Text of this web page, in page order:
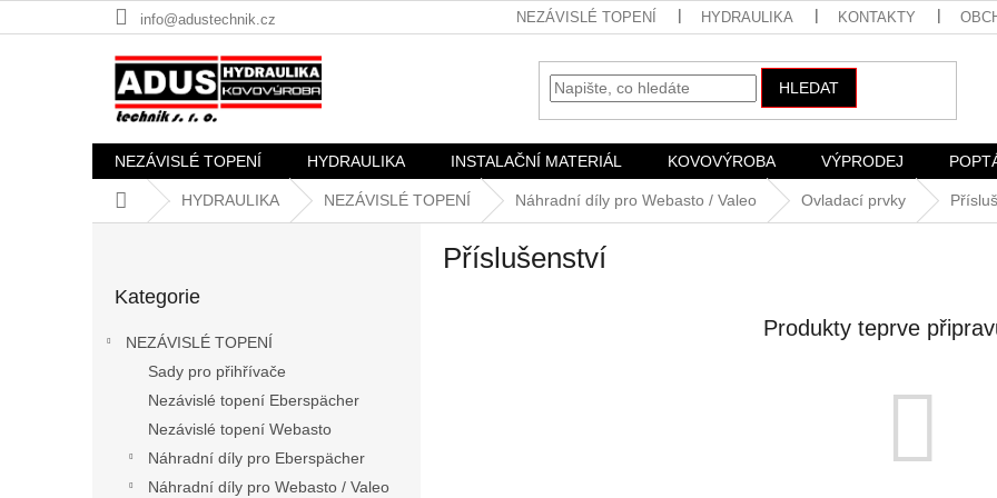
na
info@adustechnik.cz NEZÁVISLÉ TOPENÍ HYDRAULIKA KONTAKTY
HLEDAT
NEZÁVISLÉ TOPENÍ HYDRAULIKA INSTALAČNÍ MATERIÁL KOVOVÝROBA VÝPRODEJ
Domů HYDRAULIKA NEZÁVISLÉ TOPENÍ Náhradní díly pro Webasto / Valeo Ovladací prvky
kategorie
Kategorie
NEZÁVISLÉ TOPENÍ
Sady pro přihřívače
Nezávislé topení Eberspächer
Nezávislé topení Webasto
Náhradní díly pro Eberspächer
Náhradní díly pro Webasto / Valeo
Příslušenství
Produkty teprve